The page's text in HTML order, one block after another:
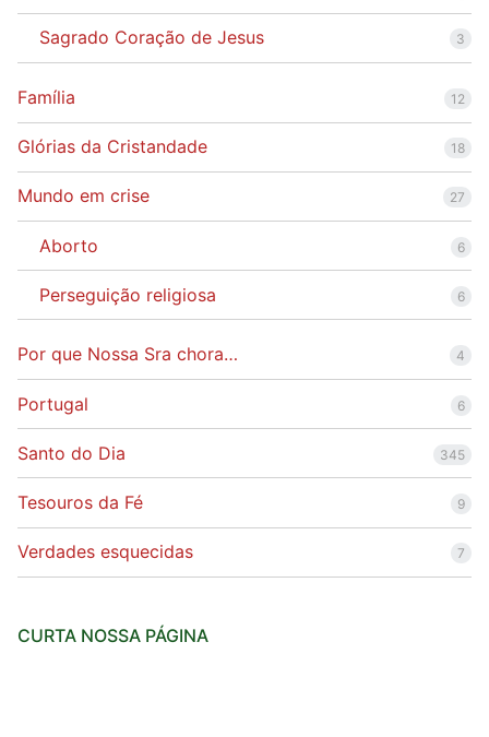
Sagrado Coração de Jesus 3
Família 12
Glórias da Cristandade 18
Mundo em crise 27
Aborto 6
Perseguição religiosa 6
Por que Nossa Sra chora… 4
Portugal 6
Santo do Dia 345
Tesouros da Fé 9
Verdades esquecidas 7
CURTA NOSSA PÁGINA